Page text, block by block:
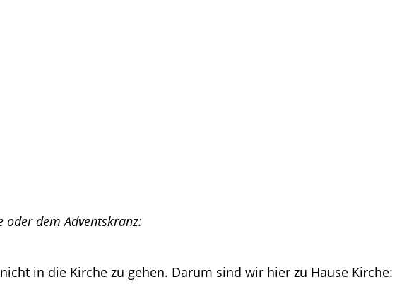
dem Adventskranz:
in die Kirche zu gehen. Darum sind wir hier zu Hause Kirche: